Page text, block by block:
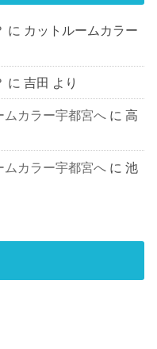
に カットルームカラー
に吉田 より
ムカラー宇都宮へ に高
ムカラー宇都宮へ に池